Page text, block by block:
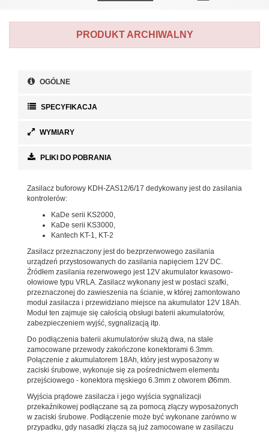
PRODUKT ARCHIWALNY
OGÓLNE
SPECYFIKACJA
WYMIARY
PLIKI DO POBRANIA
Zasilacz buforowy KDH-ZAS12/6/17 dedykowany jest do zasilania
kontrolerów:
KaDe serii KS2000,
KaDe serii KS3000,
Kantech KT-1, KT-2
Zasilacz przeznaczony jest do bezprzerwowego zasilania
urządzeń przystosowanych do zasilania napięciem 12V DC.
Źródłem zasilania rezerwowego jest 12V akumulator kwasowo-
ołowiowe typu VRLA. Zasilacz wykonany jest w postaci szafki,
przeznaczonej do zawieszenia na ścianie, w której zamontowano
moduł zasilacza i przewidziano miejsce na akumulator 12V 18Ah.
Moduł ten zajmuje się całością obsługi baterii akumulatorów,
zabezpieczeniem wyjść, sygnalizacją itp.
Do podłączenia baterii akumulatorów służą dwa, na stałe
zamocowane przewody zakończone konektorami 6.3mm.
Połączenie z akumulatorem 18Ah, który jest wyposażony w
zaciski śrubowe, wykonuje się za pośrednictwem elementu
przejściowego - konektora męskiego 6.3mm z otworem Ø6mm.
Wyjścia prądowe zasilacza i jego wyjścia sygnalizacji
przekaźnikowej podłączane są za pomocą złączy wyposażonych
w zaciski śrubowe. Podłączenie może być wykonane zarówno w
przypadku, gdy nasadki złącza są już zamocowane w zasilaczu